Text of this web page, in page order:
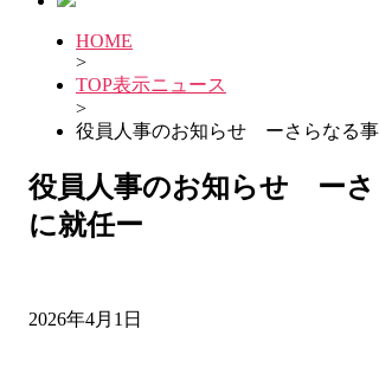
HOME
>
TOP表示ニュース
>
役員人事のお知らせ ーさらなる
役員人事のお知らせ ーさ
に就任ー
2026年4月1日